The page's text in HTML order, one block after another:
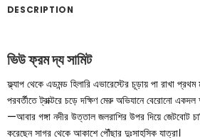
DESCRIPTION
ভিউ ফ্রম দ্য সামিট
ফ্ল্যাপ থেকে এডমন্ড হিলারি এভারেস্টের চূড়ায় পা রাখা
পরবর্তীতে ট্রাক্টরে চড়ে দক্ষিণ মেরু অভিযানে বেরোনো
—আবার গঙ্গা নদীর উত্তাল জলরাশির উপর দিয়ে জেটবোট
করেছেন সাগর থেকে আকাশে পৌঁছার দুঃসাহসিক যাত্রা।